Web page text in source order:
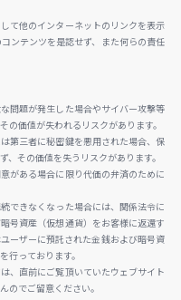
て他のインターネットのリンクを表示
ンテンツを是認せず、また何らの責任
問題が発生した場合やサイバー攻撃等
の価値が失われるリスクがあります。
第三者に秘密鍵を悪用された場合、保
その価値を失うリスクがあります。
がある場合に限り代価の弁済のために
できなくなった場合には、関係法令に
号資産（仮想通貨）をお客様に返還す
ーザーに預託された金銭および暗号資
行っております。
、直前にご覧頂いていたウェブサイト
のでご留意ください。